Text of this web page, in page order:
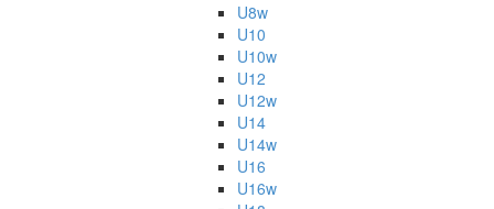
U8w
U10
U10w
U12
U12w
U14
U14w
U16
U16w